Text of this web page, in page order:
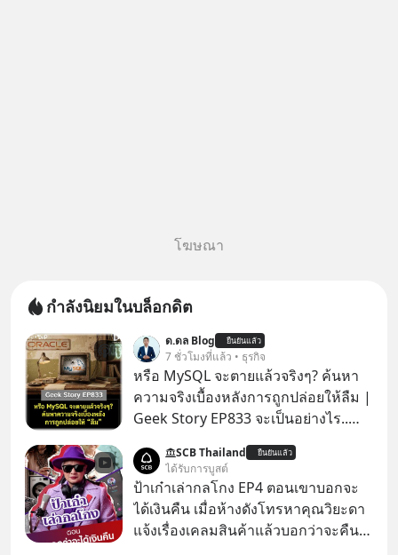
โฆษณา
กำลังนิยมในบล็อกดิต
ด.ดล Blog ยืนยันแล้ว
7 ชั่วโมงที่แล้ว • ธุรกิจ
หรือ MySQL จะตายแล้วจริงๆ? ค้นหา
ความจริงเบื้องหลังการถูกปล่อยให้ลืม |
Geek Story EP833 จะเป็นอย่างไร..
กว่าครึ่งโลก ถูกมหาเศรษฐีคู่แข่งทุ่มเงิน
ซื้อกิจการไป? นี่คือเรื่องจริงของ
MySQL ฐานข้อมูลระดับตำนานที่
โปรแกรมเมอร์คนหนึ่งใช้เวลา 27 ปี
SCB Thailand ยืนยันแล้ว
ได้รับการบูสต์
ป้าเก๋าเล่ากลโกง EP4 ตอนเขาบอกจะ
ได้เงินคืน เมื่อห้างดังโทรหาคุณวิยะดา
แจ้งเรื่องเคลมสินค้าแล้วบอกว่าจะคืน